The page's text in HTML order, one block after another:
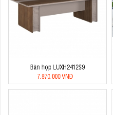
Bàn họp LUXH2412S9
7.870.000 VNĐ